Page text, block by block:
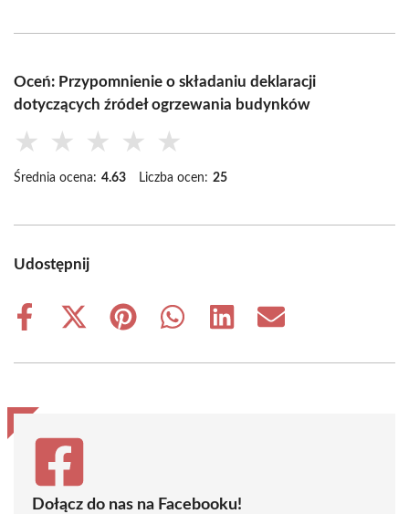
Oceń: Przypomnienie o składaniu deklaracji
dotyczących źródeł ogrzewania budynków
★ ★ ★ ★ ★
Średnia ocena: 4.63 Liczba ocen: 25
Udostępnij
Share
Share
(Twitter)
Share
Share
Share
Share
Dołącz do nas na Facebooku!